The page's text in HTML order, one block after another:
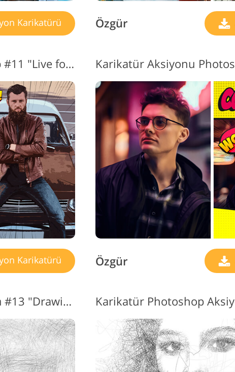
Karikatürü Özgür
Karikatür Eylemleri Photoshop #11 "Live for Action"
Karikatürü Özgür
Photoshop Eylemleri Çizgi Film #13 "Drawing"